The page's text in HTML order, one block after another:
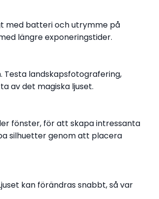
med batteri och utrymme på
längre exponeringstider.
Testa landskapsfotografering,
av det magiska ljuset.
fönster, för att skapa intressanta
silhuetter genom att placera
kan förändras snabbt, så var